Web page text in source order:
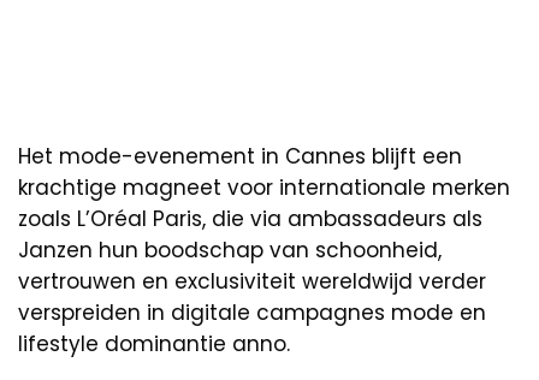
Het mode-evenement in Cannes blijft een
krachtige magneet voor internationale merken
zoals L’Oréal Paris, die via ambassadeurs als
Janzen hun boodschap van schoonheid,
vertrouwen en exclusiviteit wereldwijd verder
verspreiden in digitale campagnes mode en
lifestyle dominantie anno.